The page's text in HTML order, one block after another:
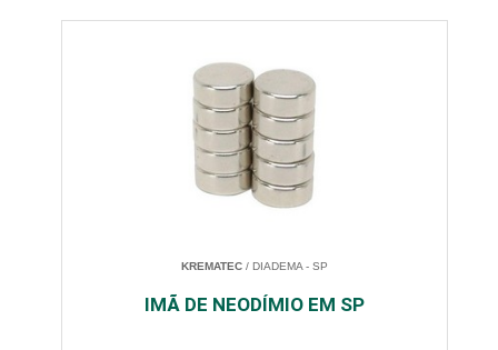
KREMATEC / DIADEMA - SP
IMÃ DE NEODÍMIO EM SP